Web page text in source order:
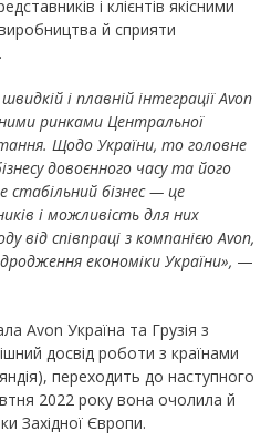
і клієнтів якісними
й сприяти
і плавній інтеграції Avon
ринками Центральної
Щодо України, то головне
довоєнного часу та його
бізнес — це
і можливість для них
від співпраці з компанією Avon,
економіки України», —
Avon Україна та Грузія з
досвід роботи з країнами
переходить до наступного
2022 року вона очолила й
Західної Європи.